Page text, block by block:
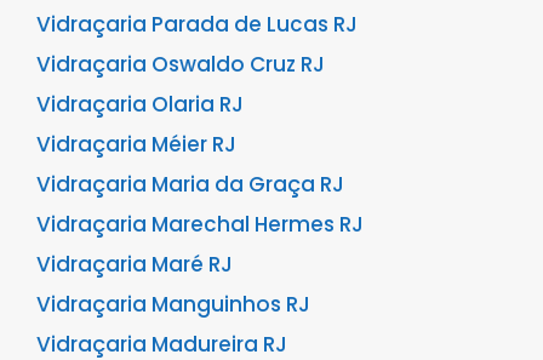
Vidraçaria Parada de Lucas RJ
Vidraçaria Oswaldo Cruz RJ
Vidraçaria Olaria RJ
Vidraçaria Méier RJ
Vidraçaria Maria da Graça RJ
Vidraçaria Marechal Hermes RJ
Vidraçaria Maré RJ
Vidraçaria Manguinhos RJ
Vidraçaria Madureira RJ